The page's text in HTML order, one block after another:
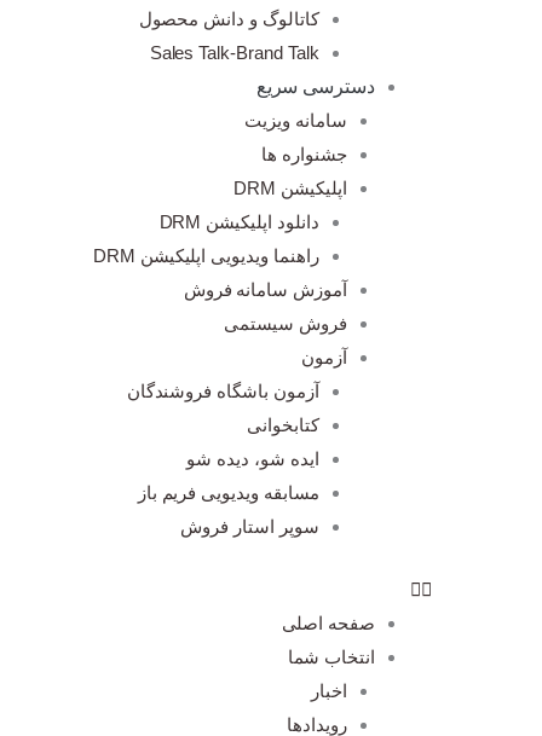
کاتالوگ و دانش محصول
Sales Talk-Brand Talk
دسترسی سریع
سامانه ویزیت
جشنواره ها
اپلیکیشن DRM
دانلود اپلیکیشن DRM
راهنما ویدیویی اپلیکیشن DRM
آموزش سامانه فروش
فروش سیستمی
آزمون
آزمون باشگاه فروشندگان
کتابخوانی
ایده شو، دیده شو
مسابقه ویدیویی فریم باز
سوپر استار فروش
صفحه اصلی
انتخاب شما
اخبار
رویدادها